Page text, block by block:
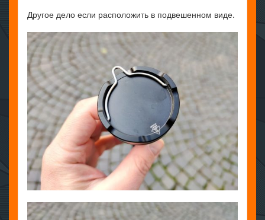
Другое дело если расположить в подвешенном виде.